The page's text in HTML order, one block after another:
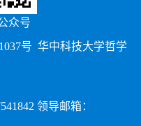
众号
号 华中科技大学哲学
领导邮箱：